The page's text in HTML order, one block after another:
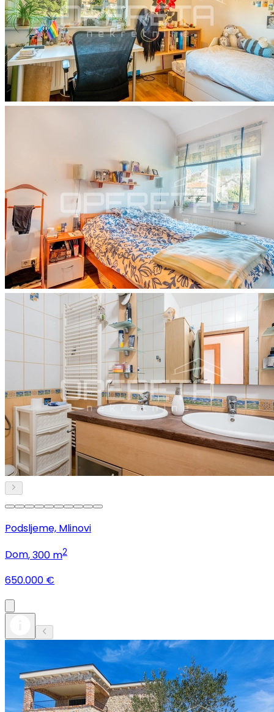
Podsljeme, Mlinovi
Dom, 300 m2
650.000 €